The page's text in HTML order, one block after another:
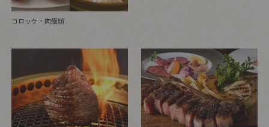
コロッケ・肉饅頭